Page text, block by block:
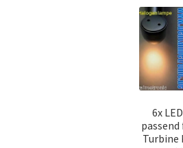
6x
Turbine